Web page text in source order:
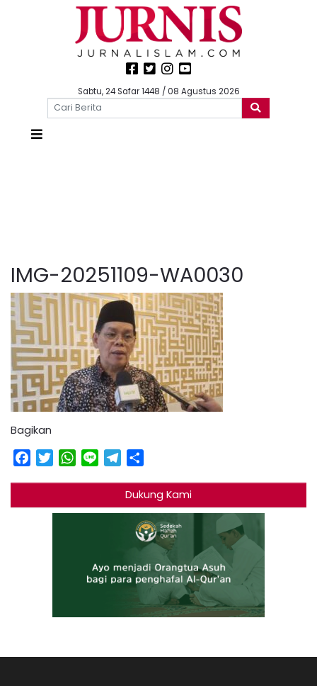
Sabtu, 24 Safar 1448 / 08 Agustus 2026
IMG-20251109-WA0030
Bagikan
Facebook
TwitterWhatsApp
Line Telegram
Dukung Kami